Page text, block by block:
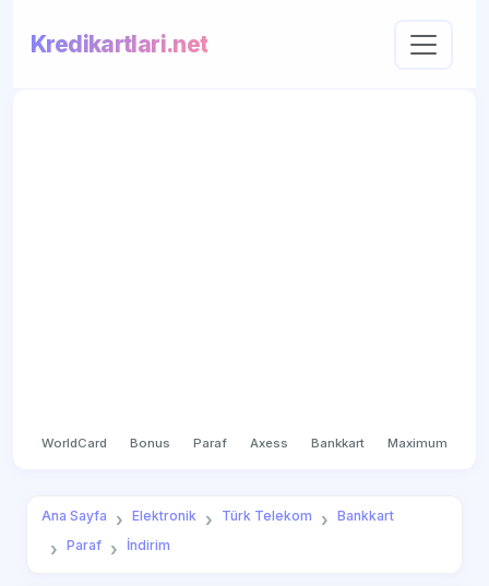
Kredikartlari.net
WorldCard Bonus Paraf Axess Bankkart Maximum
Ana Sayfa Elektronik Türk Telekom
Bankkart
Paraf
İndirim